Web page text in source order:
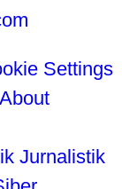
Settings
About
Jurnalistik